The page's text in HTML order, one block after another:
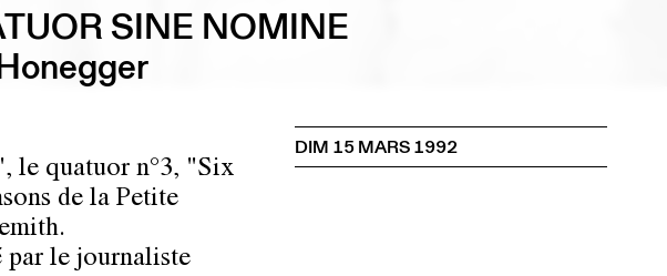
SINE NOMINE
le quatuor n°3, "Six
de la Petite
par le journaliste
DIM 15 MARS 1992